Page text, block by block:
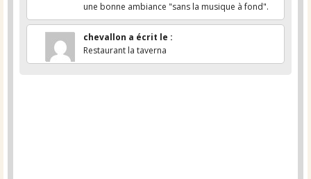
une bonne ambiance "sans la musique à fond".
chevallon a écrit le :
Restaurant la taverna